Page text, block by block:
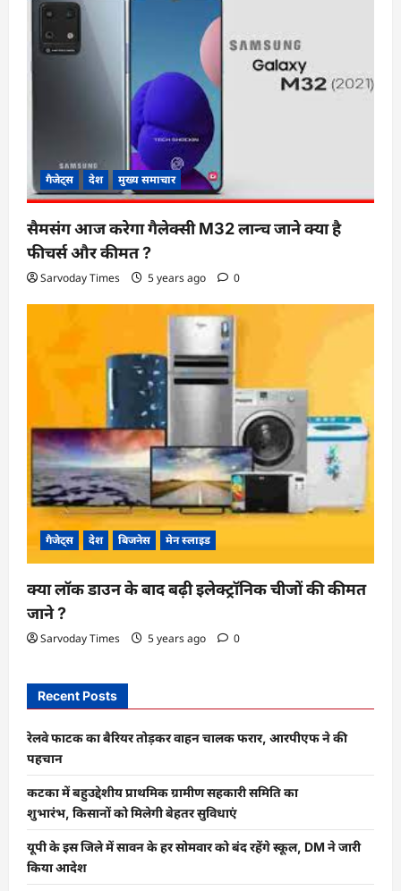
गैजेट्स देश मुख्य समाचार
सैमसंग आज करेगा गैलेक्सी M32 लान्च जाने क्या है
फीचर्स और कीमत ?
Sarvoday Times 5 years ago 0
गैजेट्स देश बिजनेस मेन स्लाइड
क्या लॉक डाउन के बाद बढ़ी इलेक्ट्रॉनिक चीजों की कीमत
जाने ?
Sarvoday Times 5 years ago 0
Recent Posts
रेलवे फाटक का बैरियर तोड़कर वाहन चालक फरार, आरपीएफ ने की
पहचान
कटका में बहुउद्देशीय प्राथमिक ग्रामीण सहकारी समिति का
शुभारंभ, किसानों को मिलेगी बेहतर सुविधाएं
यूपी के इस जिले में सावन के हर सोमवार को बंद रहेंगे स्कूल, DM ने जारी
किया आदेश